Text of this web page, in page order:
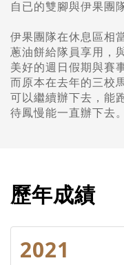
自已的雙腳與伊果團
伊果團隊在休息區相
蔥油餅給隊員享用，
美好的週日假期與賽
而原本在去年的三校
可以繼續辦下去，能
待鳳慢能一直辦下去。
歷年成績
2021